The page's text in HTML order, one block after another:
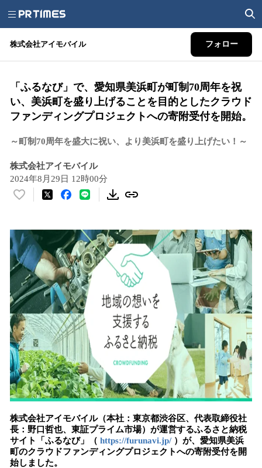
株式会社アイモバイル フォロー
「ふるなび」で、愛知県美浜町が町制70周年を祝
い、美浜町を盛り上げることを目的としたクラウド
ファンディングプロジェクトへの寄附受付を開始。
～町制70周年を盛大に祝い、より美浜町を盛り上げたい！～
株式会社アイモバイル
2024年8月29日 12時00分
い
！
数
を
読
み
込
み
中
で
す
株式会社アイモバイル（本社：東京都渋谷区、代表取締役社
長：野口哲也、東証プライム市場）が運営するふるさと納税
サイト「ふるなび」（ https://furunavi.jp/）が、愛知県美浜
町のクラウドファンディングプロジェクトへの寄附受付を開
始しました。